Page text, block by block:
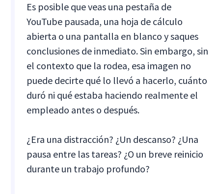
Es posible que veas una pestaña de
YouTube pausada, una hoja de cálculo
abierta o una pantalla en blanco y saques
conclusiones de inmediato. Sin embargo, sin
el contexto que la rodea, esa imagen no
puede decirte qué lo llevó a hacerlo, cuánto
duró ni qué estaba haciendo realmente el
empleado antes o después.
¿Era una distracción? ¿Un descanso? ¿Una
pausa entre las tareas? ¿O un breve reinicio
durante un trabajo profundo?